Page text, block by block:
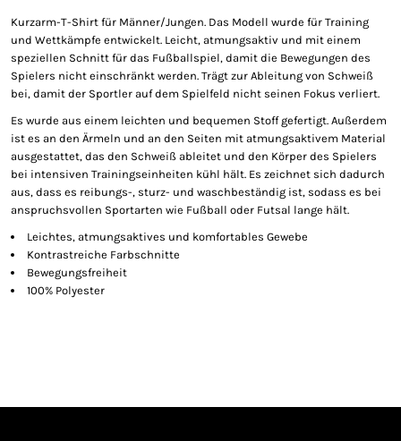
Kurzarm-T-Shirt für Männer/Jungen. Das Modell wurde für Training
und Wettkämpfe entwickelt. Leicht, atmungsaktiv und mit einem
speziellen Schnitt für das Fußballspiel, damit die Bewegungen des
Spielers nicht einschränkt werden. Trägt zur Ableitung von Schweiß
bei, damit der Sportler auf dem Spielfeld nicht seinen Fokus verliert.
Es wurde aus einem leichten und bequemen Stoff gefertigt. Außerdem
ist es an den Ärmeln und an den Seiten mit atmungsaktivem Material
ausgestattet, das den Schweiß ableitet und den Körper des Spielers
bei intensiven Trainingseinheiten kühl hält. Es zeichnet sich dadurch
aus, dass es reibungs-, sturz- und waschbeständig ist, sodass es bei
anspruchsvollen Sportarten wie Fußball oder Futsal lange hält.
Leichtes, atmungsaktives und komfortables Gewebe
Kontrastreiche Farbschnitte
Bewegungsfreiheit
100% Polyester